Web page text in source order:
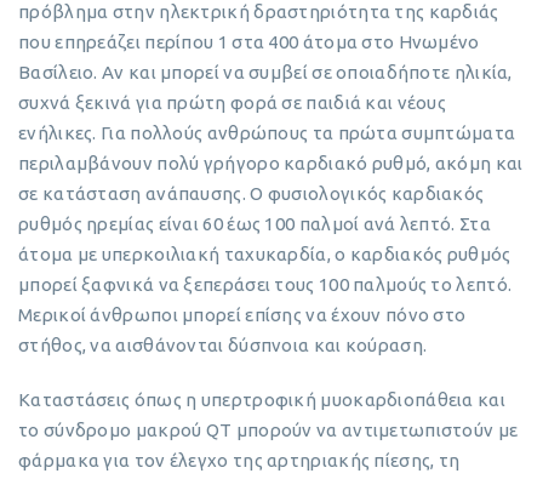
πρόβλημα στην ηλεκτρική δραστηριότητα της καρδιάς
που επηρεάζει περίπου 1 στα 400 άτομα στο Ηνωμένο
Βασίλειο. Αν και μπορεί να συμβεί σε οποιαδήποτε ηλικία,
συχνά ξεκινά για πρώτη φορά σε παιδιά και νέους
ενήλικες. Για πολλούς ανθρώπους τα πρώτα συμπτώματα
περιλαμβάνουν πολύ γρήγορο καρδιακό ρυθμό, ακόμη και
σε κατάσταση ανάπαυσης. Ο φυσιολογικός καρδιακός
ρυθμός ηρεμίας είναι 60 έως 100 παλμοί ανά λεπτό. Στα
άτομα με υπερκοιλιακή ταχυκαρδία, ο καρδιακός ρυθμός
μπορεί ξαφνικά να ξεπεράσει τους 100 παλμούς το λεπτό.
Μερικοί άνθρωποι μπορεί επίσης να έχουν πόνο στο
στήθος, να αισθάνονται δύσπνοια και κούραση.
Καταστάσεις όπως η υπερτροφική μυοκαρδιοπάθεια και
το σύνδρομο μακρού QT μπορούν να αντιμετωπιστούν με
φάρμακα για τον έλεγχο της αρτηριακής πίεσης, τη